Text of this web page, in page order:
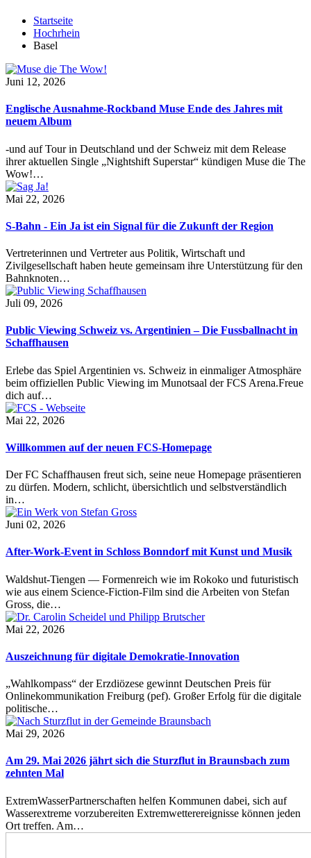
Startseite
Hochrhein
Basel
Juni 12, 2026
Englische Ausnahme-Rockband Muse Ende des Jahres mit
neuem Album
-und auf Tour in Deutschland und der Schweiz mit dem Release
ihrer aktuellen Single „Nightshift Superstar“ kündigen Muse die The
Wow!…
Mai 22, 2026
S-Bahn - Ein Ja ist ein Signal für die Zukunft der Region
Vertreterinnen und Vertreter aus Politik, Wirtschaft und
Zivilgesellschaft haben heute gemeinsam ihre Unterstützung für den
Bahnknoten…
Juli 09, 2026
Public Viewing Schweiz vs. Argentinien – Die Fussballnacht in
Schaffhausen
Erlebe das Spiel Argentinien vs. Schweiz in einmaliger Atmosphäre
beim offiziellen Public Viewing im Munotsaal der FCS Arena.Freue
dich auf…
Mai 22, 2026
Willkommen auf der neuen FCS-Homepage
Der FC Schaffhausen freut sich, seine neue Homepage präsentieren
zu dürfen. Modern, schlicht, übersichtlich und selbstverständlich
in…
Juni 02, 2026
After-Work-Event in Schloss Bonndorf mit Kunst und Musik
Waldshut-Tiengen — Formenreich wie im Rokoko und futuristisch
wie aus einem Science-Fiction-Film sind die Arbeiten von Stefan
Gross, die…
Mai 22, 2026
Auszeichnung für digitale Demokratie-Innovation
„Wahlkompass“ der Erzdiözese gewinnt Deutschen Preis für
Onlinekommunikation Freiburg (pef). Großer Erfolg für die digitale
politische…
Mai 29, 2026
Am 29. Mai 2026 jährt sich die Sturzflut in Braunsbach zum
zehnten Mal
ExtremWasserPartnerschaften helfen Kommunen dabei, sich auf
Wasserextreme vorzubereiten Extremwetterereignisse können jeden
Ort treffen. Am…